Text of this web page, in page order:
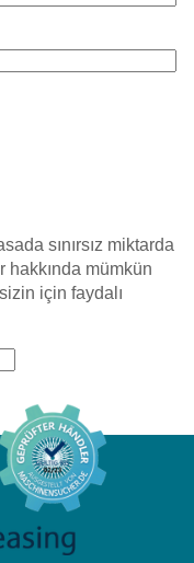
sınırsız miktarda
mümkün
için faydalı